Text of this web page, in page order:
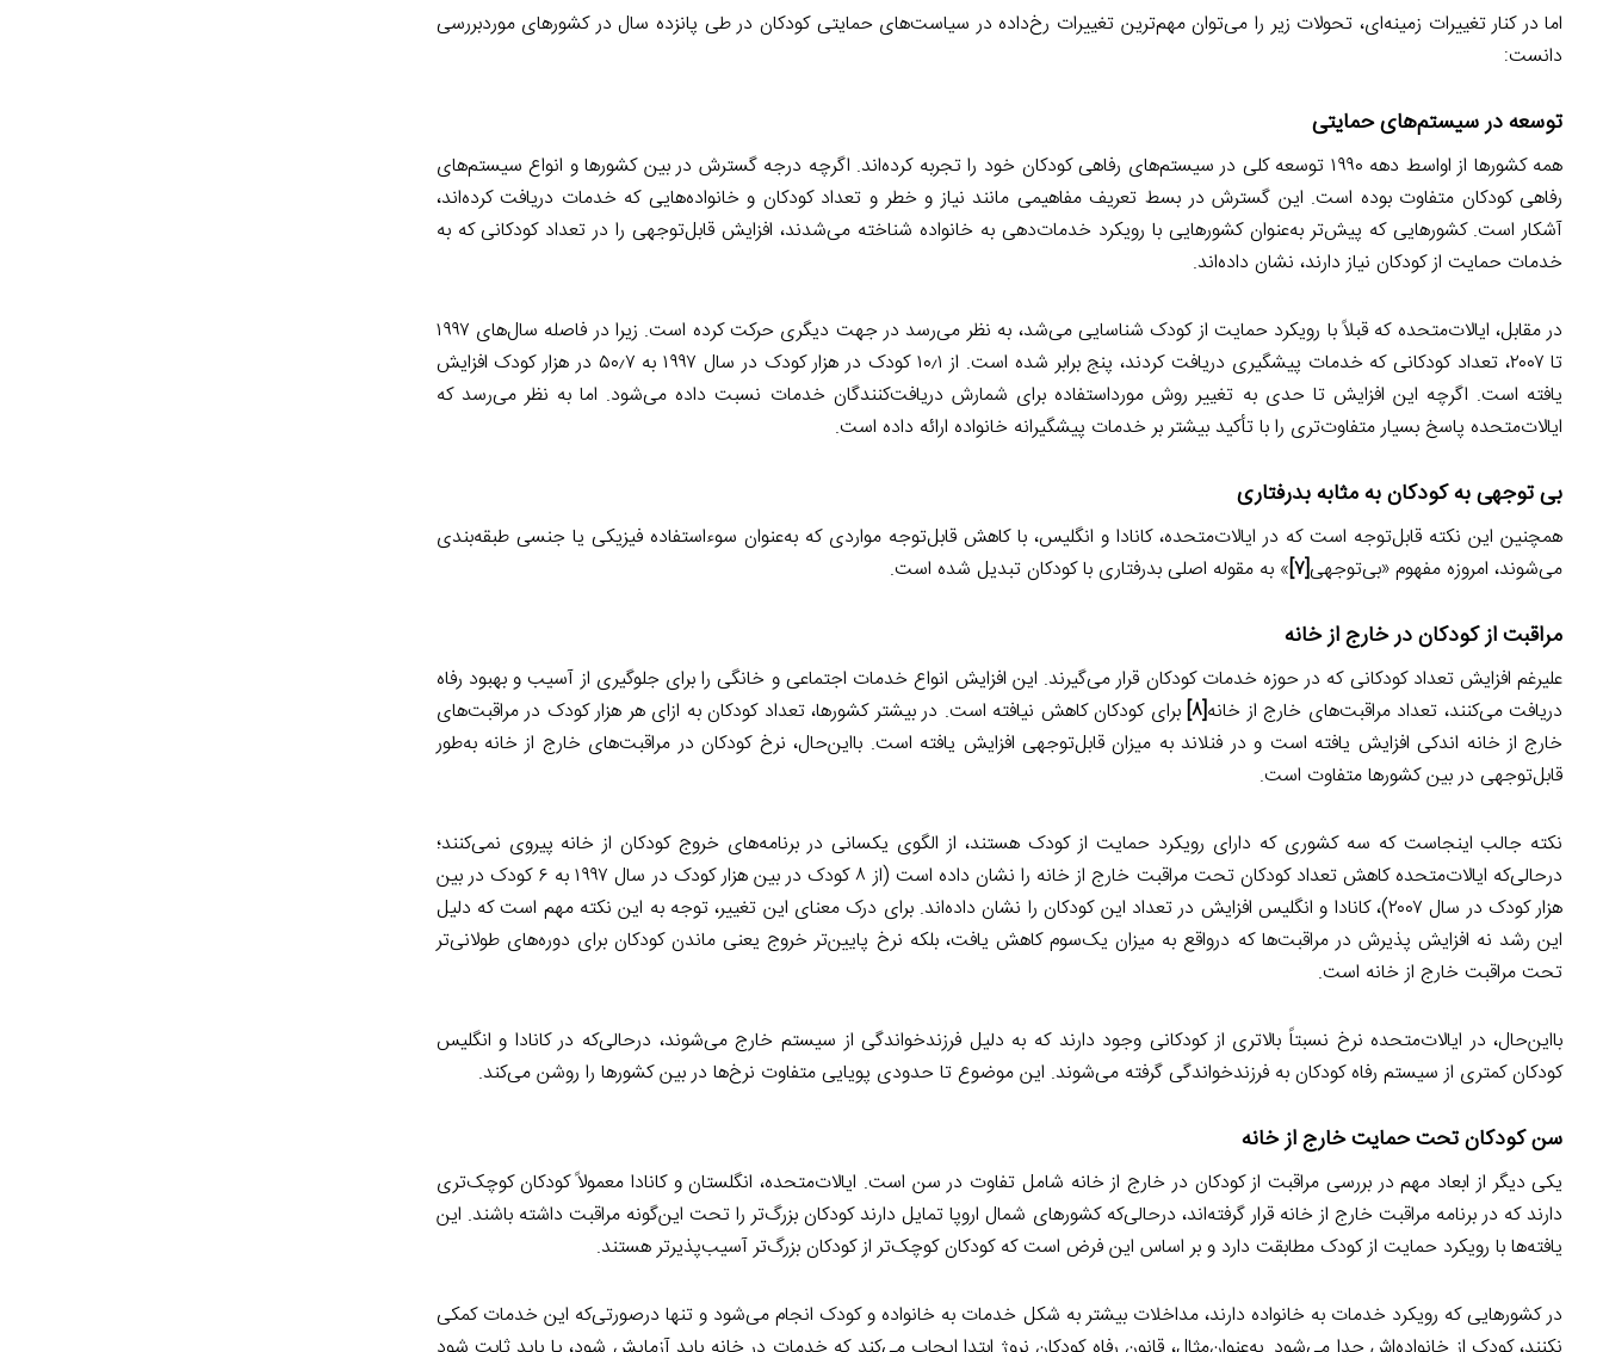
اما در کنار تغییرات زمینه‌ای، تحولات زیر را می‌توان مهم‌ترین تغییرات رخ‌داده در سیاست‌های حمایتی کودکان در طی پانزده سال در کشورهای موردبررسی
دانست:
توسعه در سیستم‌های حمایتی
همه کشورها از اواسط دهه ۱۹۹۰ توسعه کلی در سیستم‌های رفاهی کودکان خود را تجربه کرده‌اند. اگرچه درجه گسترش در بین کشورها و انواع سیستم‌های
رفاهی کودکان متفاوت بوده است. این گسترش در بسط تعریف مفاهیمی مانند نیاز و خطر و تعداد کودکان و خانواده‌هایی که خدمات دریافت کرده‌اند،
آشکار است. کشورهایی که پیش‌تر به‌عنوان کشورهایی با رویکرد خدمات‌دهی به خانواده شناخته می‌شدند، افزایش قابل‌توجهی را در تعداد کودکانی که به
خدمات حمایت از کودکان نیاز دارند، نشان داده‌اند.
در مقابل، ایالات‌متحده که قبلاً با رویکرد حمایت از کودک شناسایی می‌شد، به نظر می‌رسد در جهت دیگری حرکت کرده است. زیرا در فاصله سال‌های ۱۹۹۷
تا ۲۰۰۷، تعداد کودکانی که خدمات پیشگیری دریافت کردند، پنج برابر شده است. از ۱۰٫۱ کودک در هزار کودک در سال ۱۹۹۷ به ۵۰٫۷ در هزار کودک افزایش
یافته است. اگرچه این افزایش تا حدی به تغییر روش مورداستفاده برای شمارش دریافت‌کنندگان خدمات نسبت داده می‌شود. اما به نظر می‌رسد که
ایالات‌متحده پاسخ بسیار متفاوت‌تری را با تأکید بیشتر بر خدمات پیشگیرانه خانواده ارائه داده است.
بی توجهی به کودکان به مثابه بدرفتاری
همچنین این نکته قابل‌توجه است که در ایالات‌متحده، کانادا و انگلیس، با کاهش قابل‌توجه مواردی که به‌عنوان سوءاستفاده فیزیکی یا جنسی طبقه‌بندی
می‌شوند، امروزه مفهوم «بی‌توجهی[۷] » به مقوله اصلی بدرفتاری با کودکان تبدیل شده است.
مراقبت از کودکان در خارج از خانه
علیرغم افزایش تعداد کودکانی که در حوزه خدمات کودکان قرار می‌گیرند. این افزایش انواع خدمات اجتماعی و خانگی را برای جلوگیری از آسیب و بهبود رفاه
دریافت می‌کنند، تعداد مراقبت‌های خارج از خانه[۸]
برای کودکان کاهش نیافته است. در بیشتر کشورها، تعداد کودکان به ازای هر هزار کودک در مراقبت‌های
خارج از خانه اندکی افزایش یافته است و در فنلاند به میزان قابل‌توجهی افزایش یافته است. بااین‌حال، نرخ کودکان در مراقبت‌های خارج از خانه به‌طور
قابل‌توجهی در بین کشورها متفاوت است.
نکته جالب اینجاست که سه کشوری که دارای رویکرد حمایت از کودک هستند، از الگوی یکسانی در برنامه‌های خروج کودکان از خانه پیروی نمی‌کنند؛
درحالی‌که ایالات‌متحده کاهش تعداد کودکان تحت مراقبت خارج از خانه را نشان داده است (از ۸ کودک در بین هزار کودک در سال ۱۹۹۷ به ۶ کودک در بین
هزار کودک در سال ۲۰۰۷)، کانادا و انگلیس افزایش در تعداد این کودکان را نشان داده‌اند. برای درک معنای این تغییر، توجه به این نکته مهم است که دلیل
این رشد نه افزایش پذیرش در مراقبت‌ها که درواقع به میزان یک‌سوم کاهش یافت، بلکه نرخ پایین‌تر خروج یعنی ماندن کودکان برای دوره‌های طولانی‌تر
تحت مراقبت خارج از خانه است.
بااین‌حال، در ایالات‌متحده نرخ نسبتاً بالاتری از کودکانی وجود دارند که به دلیل فرزندخواندگی از سیستم خارج می‌شوند، درحالی‌که در کانادا و انگلیس
کودکان کمتری از سیستم رفاه کودکان به فرزندخواندگی گرفته می‌شوند. این موضوع تا حدودی پویایی متفاوت نرخ‌ها در بین کشورها را روشن می‌کند.
سن کودکان تحت حمایت خارج از خانه
یکی دیگر از ابعاد مهم در بررسی مراقبت از کودکان در خارج از خانه شامل تفاوت در سن است. ایالات‌متحده، انگلستان و کانادا معمولاً کودکان کوچک‌تری
دارند که در برنامه مراقبت خارج از خانه قرار گرفته‌اند، درحالی‌که کشورهای شمال اروپا تمایل دارند کودکان بزرگ‌تر را تحت این‌گونه مراقبت داشته باشند. این
یافته‌ها با رویکرد حمایت از کودک مطابقت دارد و بر اساس این فرض است که کودکان کوچک‌تر از کودکان بزرگ‌تر آسیب‌پذیرتر هستند.
در کشورهایی که رویکرد خدمات به خانواده دارند، مداخلات بیشتر به شکل خدمات به خانواده و کودک انجام می‌شود و تنها درصورتی‌که این خدمات کمکی